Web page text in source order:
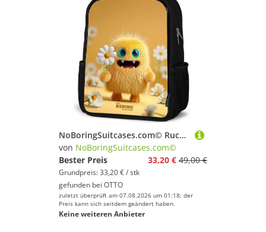
NoBoringSuitcases.com© Rucksack Monster - Kreatur - Blume - Gelb, Kinderrucksack Schwarz, Schulrucksack, Freizeitrucksack Jungen Mädchen
von NoBoringSuitcases.com©
Bester Preis
33,20 € 49,00 €
Grundpreis: 33,20 € / stk
gefunden bei OTTO
zuletzt überprüft am 07.08.2026 um 01:18; der
Preis kann sich seitdem geändert haben.
Keine weiteren Anbieter